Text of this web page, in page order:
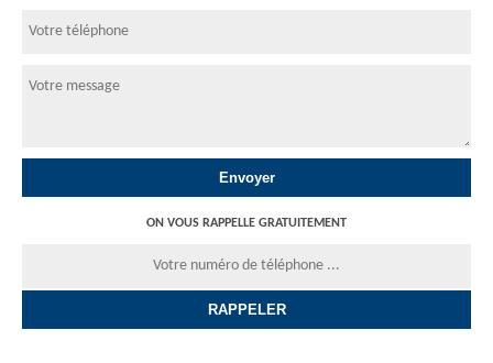
ON VOUS RAPPELLE GRATUITEMENT